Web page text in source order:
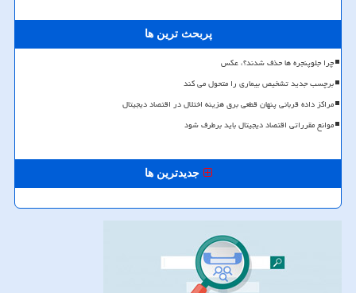
پربحث ترین ها
چرا جلوپنجره ها حذف شدند؟، عکس
برچسب جدید تشخیص بیماری را متحول می کند
مراکز داده قربانی پنهان قطعی برق هزینه اختلال در اقتصاد دیجیتال
موانع مقرراتی اقتصاد دیجیتال باید برطرف شود
جدیدترین ها